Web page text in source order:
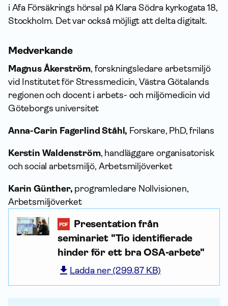
i Afa Försäkrings hörsal på Klara Södra kyrkogata 18,
Stockholm. Det var också möjligt att delta digitalt.
Medverkande
Magnus Åkerström, forskningsledare arbetsmiljö
vid Institutet för Stressmedicin, Västra Götalands
regionen och docent i arbets- och miljömedicin vid
Göteborgs universitet
Anna-Carin Fagerlind Ståhl, Forskare, PhD, frilans
Kerstin Waldenström, handläggare organisatorisk
och social arbetsmiljö, Arbetsmiljöverket
Karin Günther, programledare Nollvisionen,
Arbetsmiljöverket
PDF
Presentation från
seminariet "Tio identifierade
hinder för ett bra OSA-arbete"
Ladda ner (299.87 KB)